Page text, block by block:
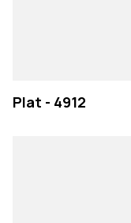
Plat - 4912